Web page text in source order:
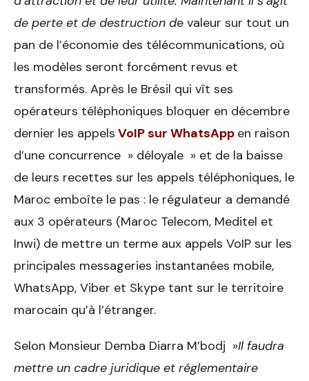
de perte et de destruction de valeur sur tout un
pan de l’économie des télécommunications, où
les modèles seront forcément revus et
transformés. Après le Brésil qui vît ses
opérateurs téléphoniques bloquer en décembre
dernier les appels VoIP sur WhatsApp en raison
d’une concurrence » déloyale » et de la baisse
de leurs recettes sur les appels téléphoniques, le
Maroc emboîte le pas : le régulateur a demandé
aux 3 opérateurs (Maroc Telecom, Meditel et
Inwi) de mettre un terme aux appels VoIP sur les
principales messageries instantanées mobile,
WhatsApp, Viber et Skype tant sur le territoire
marocain qu’à l’étranger.
Selon Monsieur Demba Diarra M’bodj »Il faudra
mettre un cadre juridique et réglementaire